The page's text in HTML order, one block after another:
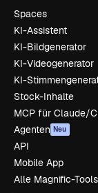
Spaces
KI-Assistent
KI-Bildgenerator
KI-Videogenerator
KI-
Stock-Inhalte
MCP für Claude/
Agenten Neu
API
Mobile App
Alle Magnific-Tools